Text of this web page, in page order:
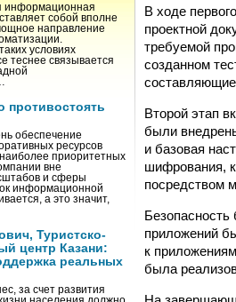
информационная
собой вполне
направление
условиях
теснее связывается
противостоять
обеспечение
ресурсов
приоритетных
вне
и сферы
информационной
а это значит,
Туристско-
центр Казани:
реальных
за счет развития
В ходе
проектной
требуемой
созданном
составляющие
Второй этап
были
и базовая
шифрования,
посредством
приложений
к
была